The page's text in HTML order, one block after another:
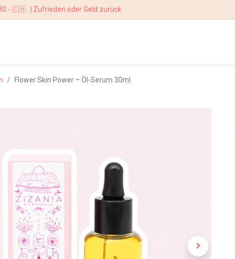
🇨🇭 | Zufrieden oder Geld zurück
Flower Skin Power – Öl-Serum 30ml